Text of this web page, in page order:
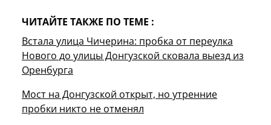
ЧИТАЙТЕ ТАКЖЕ ПО ТЕМЕ :
Встала улица Чичерина: пробка от переулка
Нового до улицы Донгузской сковала выезд из
Оренбурга
Мост на Донгузской открыт, но утренние
пробки никто не отменял